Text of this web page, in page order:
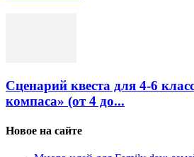
Сценарий квеста для 4-6
компаса» (от 4 до...
Новое на сайте